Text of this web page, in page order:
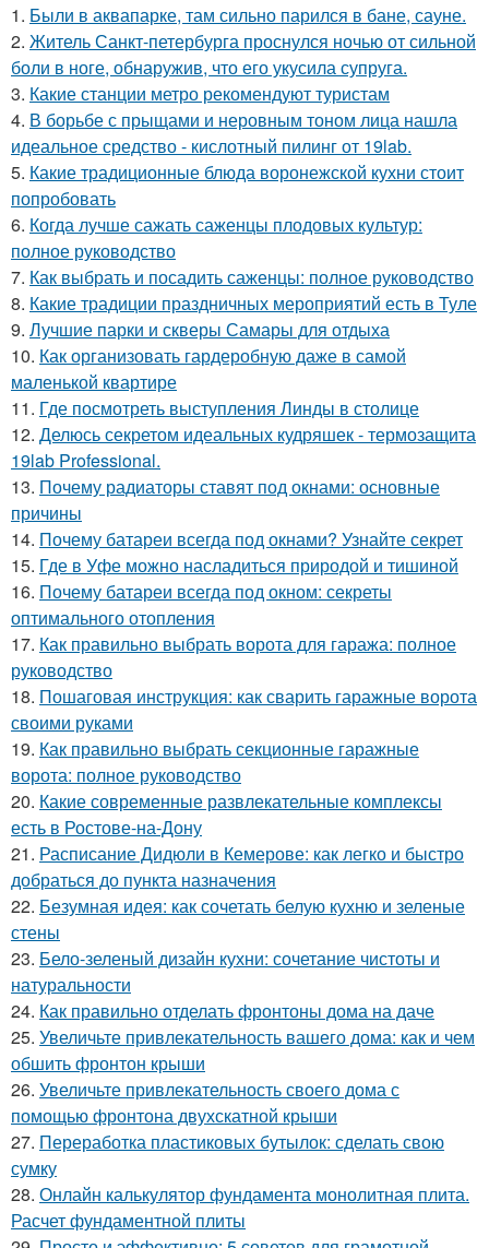
1. Были в аквапарке, там сильно парился в бане, сауне.
2. Житель Санкт-петербурга проснулся ночью от сильной
боли в ноге, обнаружив, что его укусила супруга.
3. Какие станции метро рекомендуют туристам
4. В борьбе с прыщами и неровным тоном лица нашла
идеальное средство - кислотный пилинг от 19lab.
5. Какие традиционные блюда воронежской кухни стоит
попробовать
6. Когда лучше сажать саженцы плодовых культур:
полное руководство
7. Как выбрать и посадить саженцы: полное руководство
8. Какие традиции праздничных мероприятий есть в Туле
9. Лучшие парки и скверы Самары для отдыха
10. Как организовать гардеробную даже в самой
маленькой квартире
11. Где посмотреть выступления Линды в столице
12. Делюсь секретом идеальных кудряшек - термозащита
19lab Professional.
13. Почему радиаторы ставят под окнами: основные
причины
14. Почему батареи всегда под окнами? Узнайте секрет
15. Где в Уфе можно насладиться природой и тишиной
16. Почему батареи всегда под окном: секреты
оптимального отопления
17. Как правильно выбрать ворота для гаража: полное
руководство
18. Пошаговая инструкция: как сварить гаражные ворота
своими руками
19. Как правильно выбрать секционные гаражные
ворота: полное руководство
20. Какие современные развлекательные комплексы
есть в Ростове-на-Дону
21. Расписание Дидюли в Кемерове: как легко и быстро
добраться до пункта назначения
22. Безумная идея: как сочетать белую кухню и зеленые
стены
23. Бело-зеленый дизайн кухни: сочетание чистоты и
натуральности
24. Как правильно отделать фронтоны дома на даче
25. Увеличьте привлекательность вашего дома: как и чем
обшить фронтон крыши
26. Увеличьте привлекательность своего дома с
помощью фронтона двухскатной крыши
27. Переработка пластиковых бутылок: сделать свою
сумку
28. Онлайн калькулятор фундамента монолитная плита.
Расчет фундаментной плиты